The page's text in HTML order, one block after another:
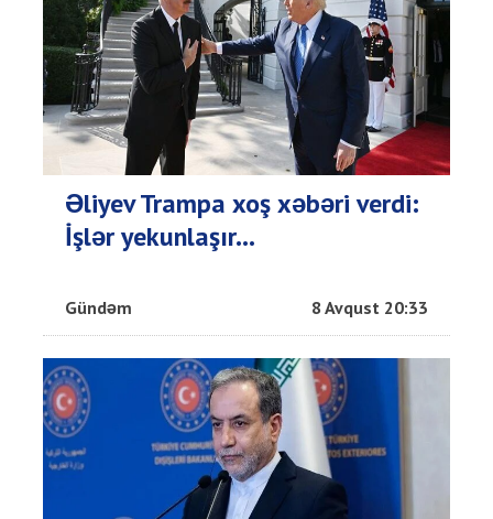
Əliyev Trampa xoş xəbəri verdi:
İşlər yekunlaşır...
Gündəm 8 Avqust 20:33